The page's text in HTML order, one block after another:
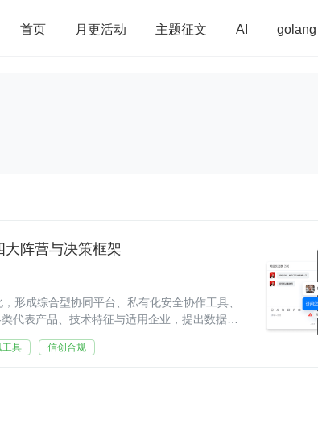
首页 月更活动 主题征文 AI golang
大阵营与决策框架
形成综合型协同平台、私有化安全协作工具、
代表产品、技术特征与适用企业，提出数据主
工具 信创合规